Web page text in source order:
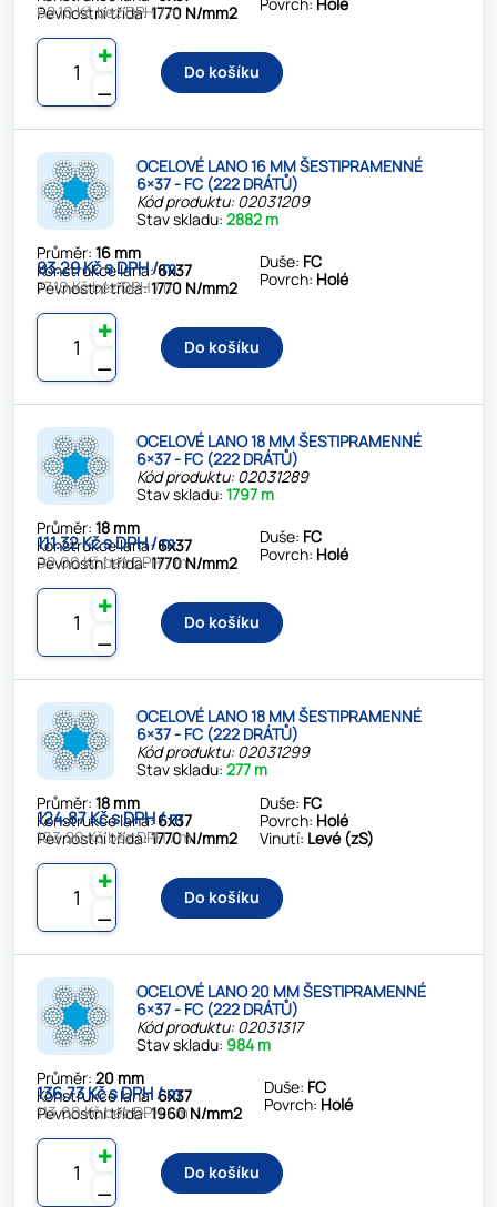
Pevnostní třída:1770 N/mm2 Povrch: Holé
62.10 Kč bez DPH / m
⚊
✚
Do košíku
OCELOVÉ LANO 16 MM ŠESTIPRAMENNÉ
6×37 - FC (222 DRÁTŮ)
Kód produktu: 02031209
Stav skladu:2882 m
Průměr:16 mm
Konstrukce lana:6x37
Pevnostní třída:1770 N/mm2
Duše: FC
Povrch: Holé
93.29 Kč s DPH / m
77.10 Kč bez DPH / m
⚊
✚
Do košíku
OCELOVÉ LANO 18 MM ŠESTIPRAMENNÉ
6×37 - FC (222 DRÁTŮ)
Kód produktu: 02031289
Stav skladu:1797 m
Průměr:18 mm
Konstrukce lana:6x37
Pevnostní třída:1770 N/mm2
Duše: FC
Povrch: Holé
111.32 Kč s DPH / m
92.00 Kč bez DPH / m
⚊
✚
Do košíku
OCELOVÉ LANO 18 MM ŠESTIPRAMENNÉ
6×37 - FC (222 DRÁTŮ)
Kód produktu: 02031299
Stav skladu:277 m
Průměr:18 mm
Konstrukce lana:6x37
Pevnostní třída:1770 N/mm2
Duše: FC
Povrch: Holé
Vinutí: Levé (zS)
124.87 Kč s DPH / m
103.20 Kč bez DPH / m
⚊
✚
Do košíku
OCELOVÉ LANO 20 MM ŠESTIPRAMENNÉ
6×37 - FC (222 DRÁTŮ)
Kód produktu: 02031317
Stav skladu: 984 m
Průměr:20 mm
Konstrukce lana:6x37
Pevnostní třída:1960 N/mm2
Duše: FC
Povrch: Holé
136.73 Kč s DPH / m
113.00 Kč bez DPH / m
⚊
✚
Do košíku